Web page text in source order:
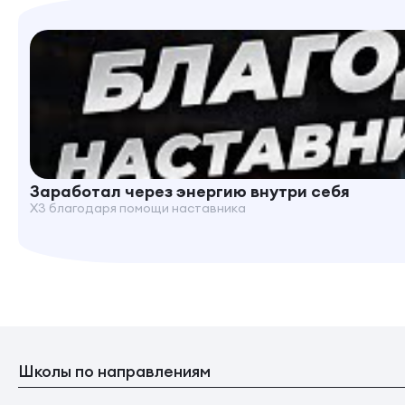
Заработал через энергию внутри себя
X3 благодаря помощи наставника
Школы по направлениям